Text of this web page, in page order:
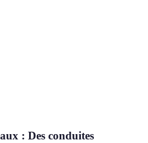
: Des conduites